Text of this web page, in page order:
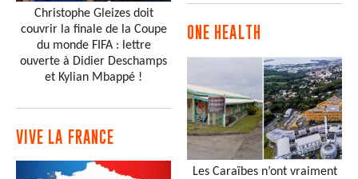
Christophe Gleizes doit
couvrir la finale de la Coupe
du monde FIFA : lettre
ouverte à Didier Deschamps
et Kylian Mbappé !
VIVE LA FRANCE
ONE HEALTH
Les Caraïbes n’ont vraiment